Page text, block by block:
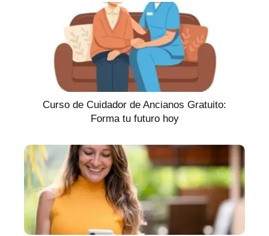
Curso de Cuidador de Ancianos Gratuito:
Forma tu futuro hoy